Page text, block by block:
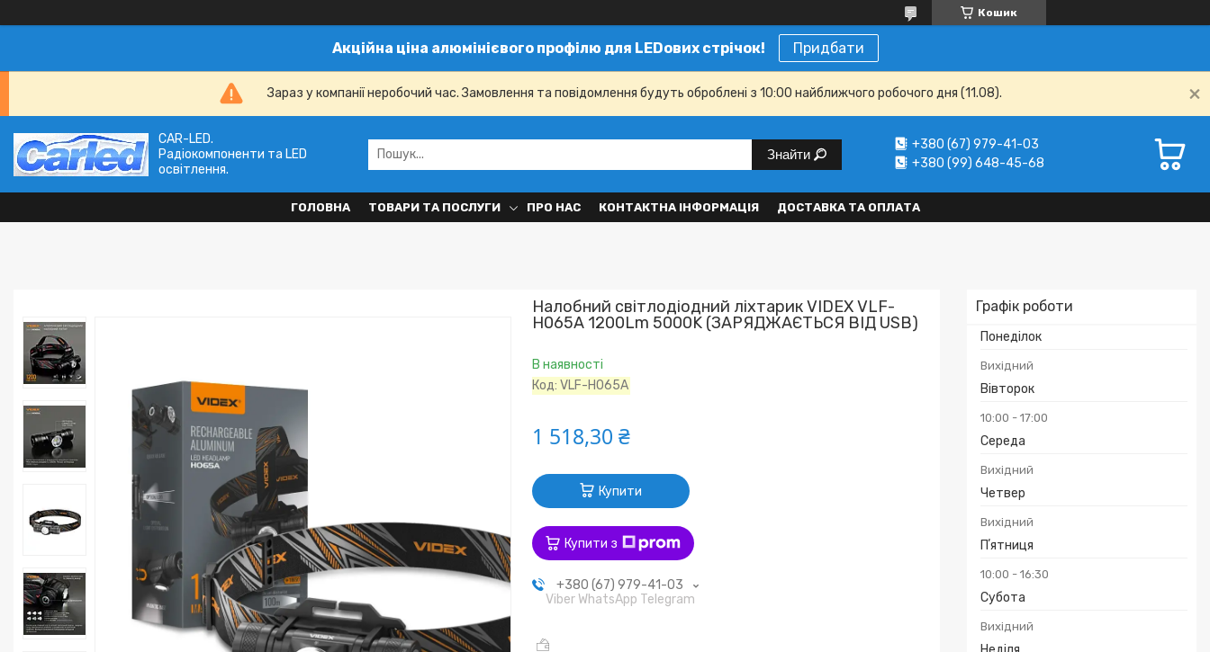
Кошик
Акційна ціна алюмінієвого профілю для LEDових стрічок! Придбати
Зараз у компанії неробочий час. Замовлення та повідомлення будуть оброблені з 10:00 найближчого робочого дня (11.08).
CAR-LED.
Радіокомпоненти та LED
освітлення.
Знайти
+380 (67) 979-41-03
+380 (99) 648-45-68
ГОЛОВНА ТОВАРИ ТА ПОСЛУГИ ПРО НАС КОНТАКТНА ІНФОРМАЦІЯ ДОСТАВКА ТА ОПЛАТА
Графік роботи
Понеділок
Вихідний
Вівторок
10:00 17:00
Середа
Вихідний
Четвер
Вихідний
Пʼятниця
10:00 16:30
Субота
Вихідний
Налобний світлодіодний ліхтарик VIDEX VLF-
H065A 1200Lm 5000K (ЗАРЯДЖАЄТЬСЯ ВІД USB)
В наявності
Код:VLF-H065A
1 518,30 ₴
Купити
Купити з
+380 (67) 979-41-03
Viber WhatsApp Telegram